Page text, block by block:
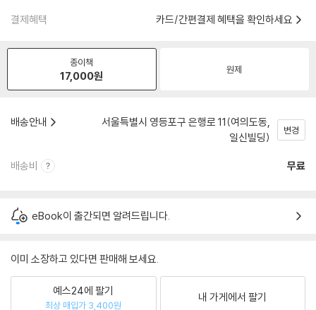
결제혜택 카드/간편결제 혜택을 확인하세요
종이책
17,000원 원제
배송안내
서울특별시 영등포구 은행로 11(여의도동,
일신빌딩)
변경
배송비 무료
eBook이 출간되면 알려드립니다.
이미 소장하고 있다면 판매해 보세요.
예스24에 팔기
최상 매입가 3,400원
내 가게에서 팔기